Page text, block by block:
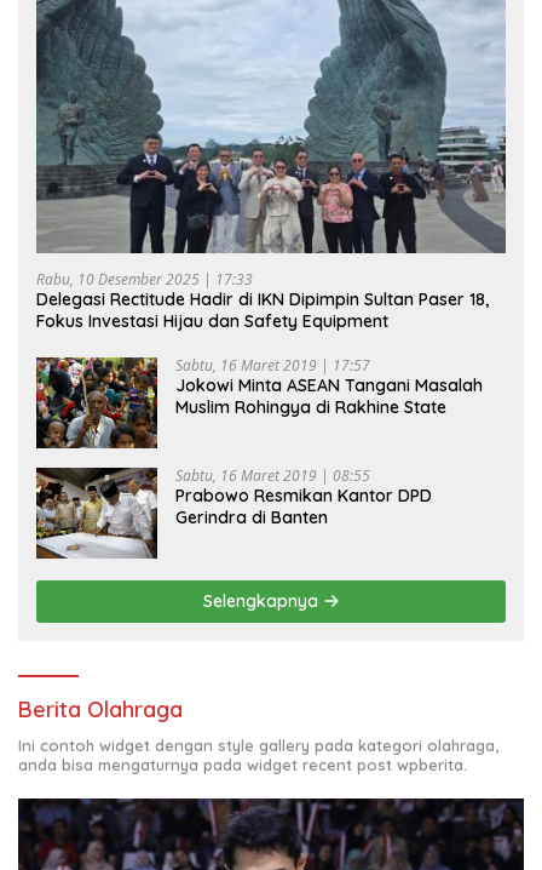
Rabu, 10 Desember 2025 | 17:33
Delegasi Rectitude Hadir di IKN Dipimpin Sultan Paser 18,
Fokus Investasi Hijau dan Safety Equipment
Sabtu, 16 Maret 2019 | 17:57
Jokowi Minta ASEAN Tangani Masalah
Muslim Rohingya di Rakhine State
Sabtu, 16 Maret 2019 | 08:55
Prabowo Resmikan Kantor DPD
Gerindra di Banten
Selengkapnya
Berita Olahraga
Ini contoh widget dengan style gallery pada kategori olahraga,
anda bisa mengaturnya pada widget recent post wpberita.